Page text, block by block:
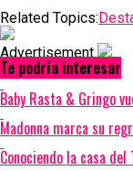
Related Topics:
Advertisement
Te podría interesar
Baby Rasta & Gringo
Madonna marca su
Conociendo la casa del